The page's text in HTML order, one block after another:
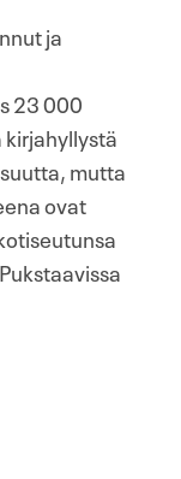
ja
23 000
kirjahyllystä
mutta
ovat